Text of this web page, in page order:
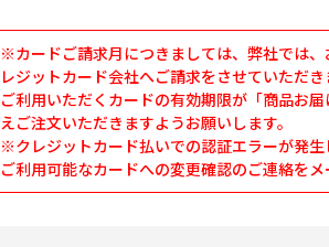
※カードご請求月につきましては、弊社では
レジットカード会社へご請求をさせていただき
ご利用いただくカードの有効期限が「商品お
えご注文いただきますようお願いします。
※クレジットカード払いでの認証エラーが発生
ご利用可能なカードへの変更確認のご連絡をメ